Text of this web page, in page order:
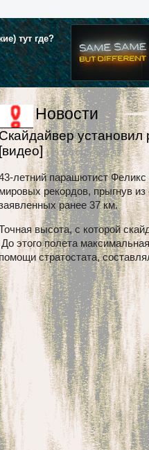
тут где?
Новости
установил
[видео]| 15.10.2012 г. в 11:43
летний парашютист Феликс
мировых рекордов, прыгнув
ранее 37 км.
высота, с которой
До этого полета
стратостата,